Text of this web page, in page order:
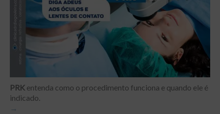
PRK entenda como o procedimento funciona e quando ele é
indicado.